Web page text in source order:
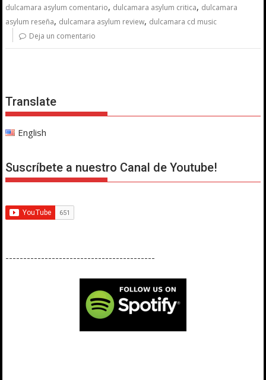
dulcamara asylum comentario, dulcamara asylum critica, dulcamara
asylum reseña, dulcamara asylum review, dulcamara cd music
Deja un comentario
Translate
English
Suscríbete a nuestro Canal de Youtube!
------------------------------------------